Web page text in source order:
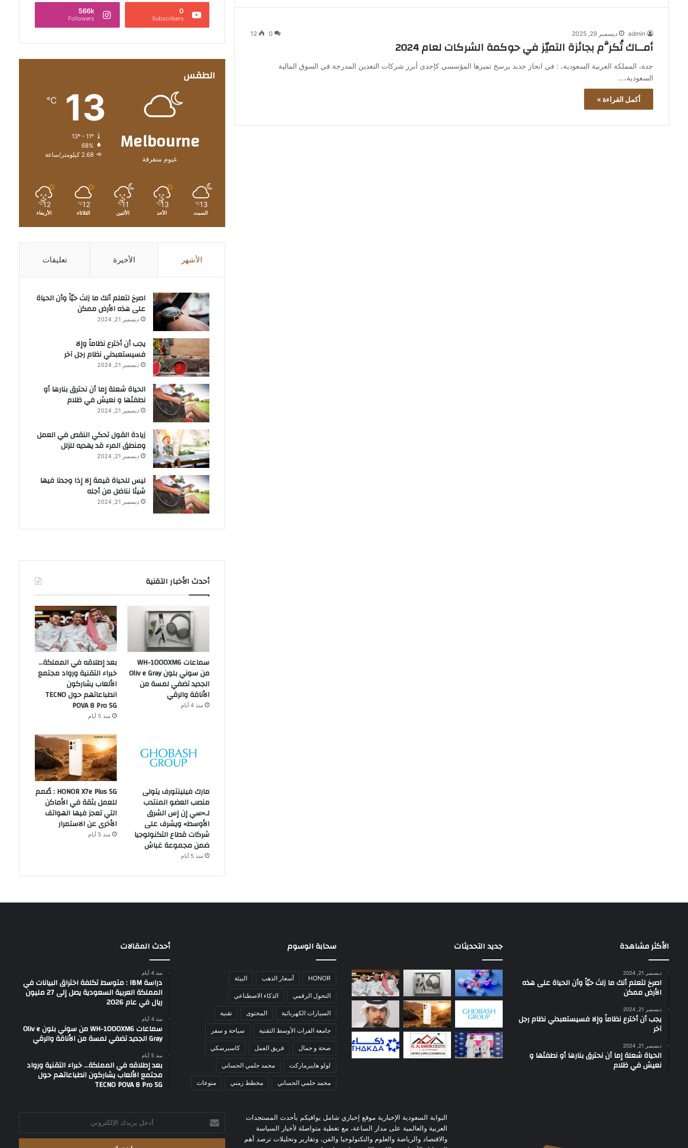
admin ديسمبر 29, 2025 0
12
أمــاك تُكرَّم بجائزة التميّز في حوكمة الشركات لعام 2024
جدة، المملكة العربية السعودية، : في انجاز جديد يرسخ تميزها المؤسسي كإحدى أبرز شركات التعدين المدرجة في السوق المالية
السعودية،…
أكمل القراءة »
0
Subscribers
566k
Followers
الطقس
Melbourne
غيوم متفرقة
13
℃
13º - 11º
68%
2.68 كيلومتر/ساعة
13
℃
السبت
13
℃
الأحد
11
℃
الأثنين
12
℃
الثلاثاء
12
℃
الأربعاء
الأشهر الأخيرة تعليقات
‫اصرخ لتعلم أنك ما زلتَ حيّاً وأن الحياة
على هذه الأرض ممكن
ديسمبر 21, 2024
يجب أن أخترع نظاماً وإلا
فسيستعبدني نظام رجل آخر
ديسمبر 21, 2024
الحياة شعلة إما أن نحترق بنارها أو
نطفئها و نعيش في ظلام
ديسمبر 21, 2024
زيادة القول تحكي النقص في العمل
ومنطق المرء قد يهديه للزلل
ديسمبر 21, 2024
ليس للحياة قيمة إلا إذا وجدنا فيها
شيئا نناضل من أجله
ديسمبر 21, 2024
أحدث الأخبار التقنية
سماعات WH-1000XM6
من سوني بلون Oliv e Gray
الجديد تضفي لمسة من
الأناقة والرقي
منذ 4 أيام
بعد إطلاقه في المملكة…
خبراء التقنية ورواد مجتمع
الألعاب يشاركون
انطباعاتهم حول TECNO
POVA 8 Pro 5G
منذ 5 أيام
مارك فيلينتورف يتولى
منصب العضو المنتدب
لـ«سي إن إس الشرق
الأوسط» ويشرف على
شركات قطاع التكنولوجيا
ضمن مجموعة غباش
منذ 5 أيام
HONOR X7e Plus 5G : صُمم
للعمل بثقة في الأماكن
التي تعجز فيها الهواتف
الأخرى عن الاستمرار
منذ 5 أيام
الأكثر مشاهدة
ديسمبر 21, 2024
‫اصرخ لتعلم أنك ما زلتَ حيّاً وأن الحياة على هذه
الأرض ممكن
ديسمبر 21, 2024
يجب أن أخترع نظاماً وإلا فسيستعبدني نظام رجل
آخر
ديسمبر 21, 2024
الحياة شعلة إما أن نحترق بنارها أو نطفئها و
نعيش في ظلام
جديد التحديثات سحابة الوسوم
HONOR أسعار الذهب البيئة
التحول الرقمي الذكاء الاصطناعي
السيارات الكهربائية المحتوى تقنية
جامعة الفرات الأوسط التقنية سياحة و سفر
صحة و جمال فريق العمل كاسبرسكي
لولو هايبرماركت محمد جلمي الحساني
محمد حلمي الحساني مخطط زمني منوعات
أحدث المقالات
منذ 4 أيام
دراسة IBM : متوسط تكلفة اختراق البيانات في
المملكة العربية السعودية يصل إلى 27 مليون
ريال في عام 2026
منذ 4 أيام
سماعات WH-1000XM6 من سوني بلون Oliv e
Gray الجديد تضفي لمسة من الأناقة والرقي
منذ 5 أيام
بعد إطلاقه في المملكة… خبراء التقنية ورواد
مجتمع الألعاب يشاركون انطباعاتهم حول
TECNO POVA 8 Pro 5G
البوابة السعودية الإخبارية موقع إخباري شامل يوافيكم بأحدث المستجدات
العربية والعالمية على مدار الساعة، مع تغطية متواصلة لأخبار السياسة
والاقتصاد والرياضة والعلوم والتكنولوجيا والفن، وتقارير وتحليلات ترصد أهم
بريدك
الإلكتروني